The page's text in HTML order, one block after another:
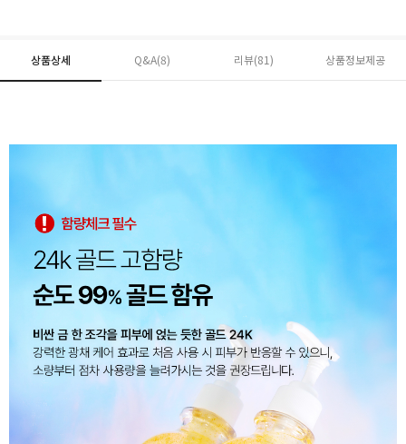
페이코 ID로 페
PAYCO 바로구매
상품상세 Q&A(8) 리뷰(81) 상품정보제공